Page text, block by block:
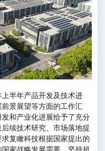
半年产品开发及技术进
景展望等方面的工作汇
和产业化进展给予了充分
续技术研究、市场落地提
复瞰科技根据国家提出的